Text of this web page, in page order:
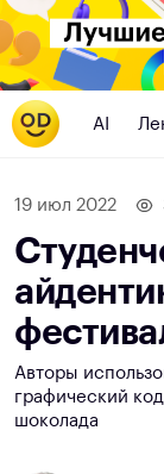
AI
19 июл 2022
Авторы
графический
шоколада